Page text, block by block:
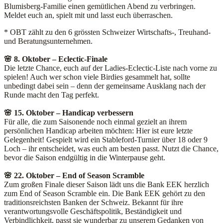
Blumisberg-Familie einen gemütlichen Abend zu verbringen.
Meldet euch an, spielt mit und lasst euch überraschen.
* OBT zählt zu den 6 grössten Schweizer Wirtschafts-, Treuhand-
und Beratungsunternehmen.
🌸 8. Oktober – Eclectic-Finale
Die letzte Chance, euch auf der Ladies-Eclectic-Liste nach vorne zu
spielen! Auch wer schon viele Birdies gesammelt hat, sollte
unbedingt dabei sein – denn der gemeinsame Ausklang nach der
Runde macht den Tag perfekt.
🌸 15. Oktober – Handicap verbessern
Für alle, die zum Saisonende noch einmal gezielt an ihrem
persönlichen Handicap arbeiten möchten: Hier ist eure letzte
Gelegenheit! Gespielt wird ein Stableford-Turnier über 18 oder 9
Loch – ihr entscheidet, was euch am besten passt. Nutzt die Chance,
bevor die Saison endgültig in die Winterpause geht.
🌸 22. Oktober – End of Season Scramble
Zum großen Finale dieser Saison lädt uns die Bank EEK herzlich
zum End of Season Scramble ein. Die Bank EEK gehört zu den
traditionsreichsten Banken der Schweiz. Bekannt für ihre
verantwortungsvolle Geschäftspolitik, Beständigkeit und
Verbindlichkeit, passt sie wunderbar zu unserem Gedanken von